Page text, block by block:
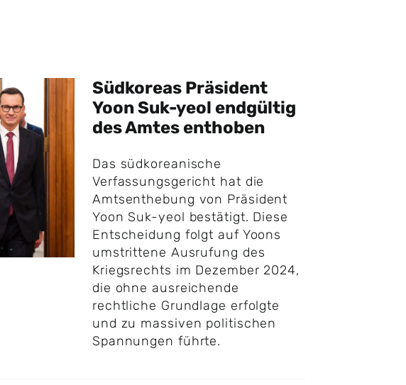
Südkoreas Präsident
Yoon Suk-yeol endgültig
des Amtes enthoben
Das südkoreanische
Verfassungsgericht hat die
Amtsenthebung von Präsident
Yoon Suk-yeol bestätigt. Diese
Entscheidung folgt auf Yoons
umstrittene Ausrufung des
Kriegsrechts im Dezember 2024,
die ohne ausreichende
rechtliche Grundlage erfolgte
und zu massiven politischen
Spannungen führte.